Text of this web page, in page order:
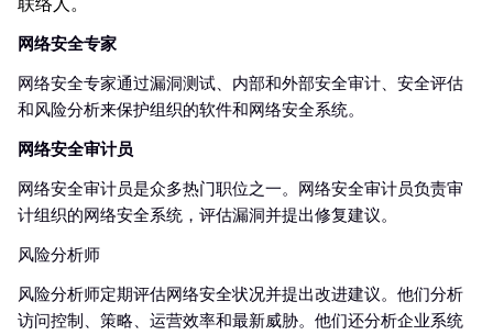
网络安全专家
网络安全专家通过漏洞测试、内部和外部安全审计、安全评估
和风险分析来保护组织的软件和网络安全系统。
网络安全审计员
网络安全审计员是众多热门职位之一。网络安全审计员负责审
计组织的网络安全系统，评估漏洞并提出修复建议。
风险分析师
风险分析师定期评估网络安全状况并提出改进建议。他们分析
访问控制、策略、运营效率和最新威胁。他们还分析企业系统